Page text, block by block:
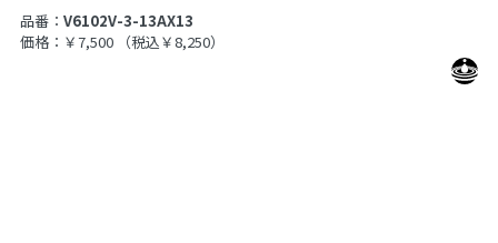
品番： V6102V-3-13AX13
価格：￥7,500
（税込￥8,250）